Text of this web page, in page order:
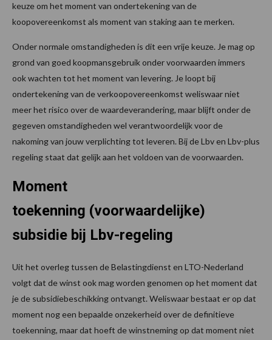
keuze om het moment van ondertekening van de
koopovereenkomst als moment van staking aan te merken.
Onder normale omstandigheden is dit een vrije keuze. Je mag op
grond van goed koopmansgebruik onder voorwaarden immers
ook wachten tot het moment van levering. Je loopt bij
ondertekening van de verkoopovereenkomst weliswaar niet
meer het risico over de waardeverandering, maar blijft onder de
gegeven omstandigheden wel verantwoordelijk voor de
nakoming van jouw verplichting tot leveren. Bij de Lbv en Lbv-plus
regeling staat dat gelijk aan het voldoen van de voorwaarden.
Moment
toekenning (voorwaardelijke)
subsidie bij Lbv-regeling
Uit het overleg tussen de Belastingdienst en LTO-Nederland
volgt dat de winst ook mag worden genomen op het moment dat
je de subsidiebeschikking ontvangt. Weliswaar bestaat er op dat
moment nog een bepaalde onzekerheid over de definitieve
toekenning, maar dat hoeft de winstneming op dat moment niet